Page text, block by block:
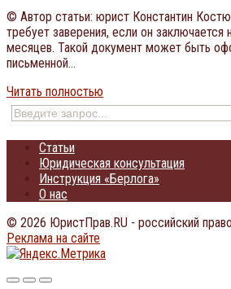
© Автор статьи: юрист Константин
требует заверения, если он
месяцев. Такой документ может быть
письменной…
Читать полностью
Статьи
Юридическая консультация
Инструкция «Берлога»
О нас
© 2026 ЮристПрав.RU - российский
Реклама на сайте